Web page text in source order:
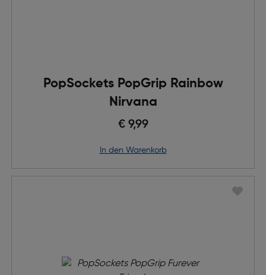
PopSockets PopGrip Rainbow
Nirvana
€ 9,99
in den Warenkorb